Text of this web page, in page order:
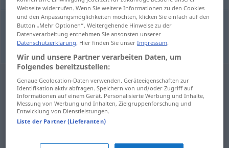
Dritteln tretina
Webseite widerrufen. Wenn Sie weitere Informationen zu den Cookies
und den Anpassungsmöglichkeiten möchten, klicken Sie einfach auf den
Button „Mehr Optionen“. Weitergehende Hinweise zu der
Datenverarbeitung entnehmen Sie ansonsten unserer
Datenschutzerklärung. Hier finden Sie unserImpressum.
Wir und unsere Partner verarbeiten Daten, um
Folgendes bereitzustellen:
Genaue Geolocation-Daten verwenden. Geräteeigenschaften zur
Identifikation aktiv abfragen. Speichern von und/oder Zugriff auf
Informationen auf einem Gerät. Personalisierte Werbung und Inhalte,
Messung von Werbung und Inhalten, Zielgruppenforschung und
Entwicklung von Dienstleistungen.
Liste der Partner (Lieferanten)